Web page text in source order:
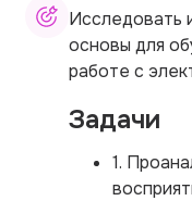
Исследовать
основы для
работе с
Задачи
1.